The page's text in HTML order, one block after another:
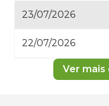
23/07/2026
22/07/2026
Ver